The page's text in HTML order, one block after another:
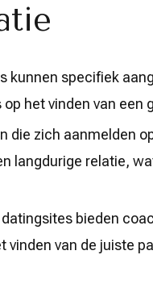
kunnen specifiek
het vinden van
die zich aanmelden
langdurige relatie,
bieden
vinden van de juiste